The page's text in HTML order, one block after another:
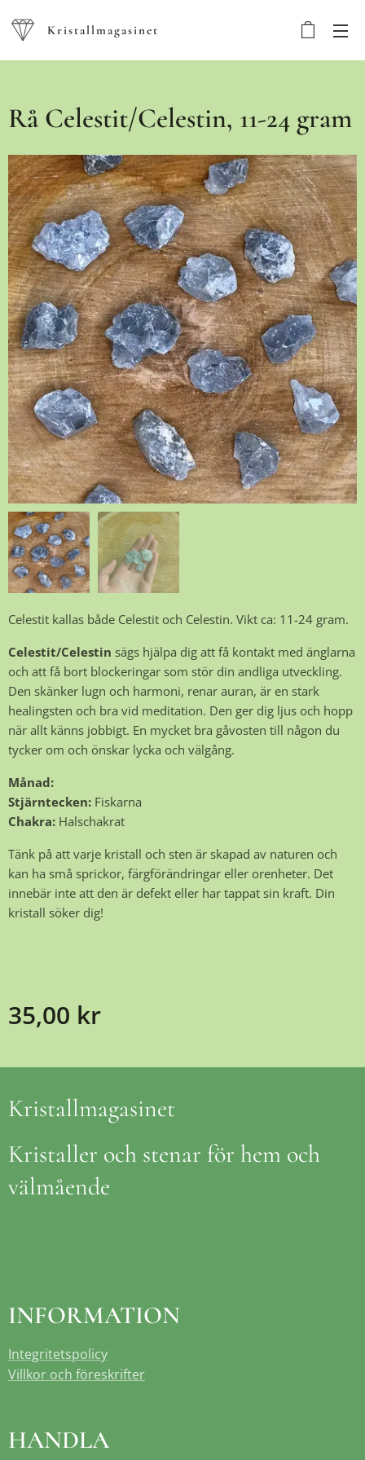
Kristallmagasinet
Rå Celestit/Celestin, 11-24 gram
Celestit kallas både Celestit och Celestin. Vikt ca: 11-24 gram.
Celestit/Celestin sägs hjälpa dig att få kontakt med änglarna
och att få bort blockeringar som stör din andliga utveckling.
Den skänker lugn och harmoni, renar auran, är en stark
healingsten och bra vid meditation. Den ger dig ljus och hopp
när allt känns jobbigt. En mycket bra gåvosten till någon du
tycker om och önskar lycka och välgång.
Månad:
Stjärntecken: Fiskarna
Chakra: Halschakrat
Tänk på att varje kristall och sten är skapad av naturen och
kan ha små sprickor, färgförändringar eller orenheter. Det
innebär inte att den är defekt eller har tappat sin kraft. Din
kristall söker dig!
35,00 kr
Kristallmagasinet
Kristaller och stenar för hem och
välmående
INFORMATION
Integritetspolicy
Villkor och föreskrifter
HANDLA